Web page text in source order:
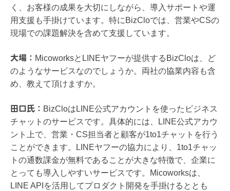
く、お客様の成果を大切にしながら、導入サポートや運
用支援も手掛けています。特にBizCloでは、営業やCSの
現場での課題解決を含めて支援しています。
​大場： MicoworksとLINEヤフーが提供するBizCloは、ど
のようなサービスなのでしょうか。両社の協業内容も含
め、教えて頂けますか。
​田口氏： BizCloはLINE公式アカウントを使ったビジネス
チャットのサービスです。具体的には、LINE公式アカウ
ント上で、営業・CS担当者と顧客が1to1チャットを行う
ことができます。LINEヤフーの協力により、1to1チャッ
トの通数課金が無料であることが大きな特徴で、企業に
とっても導入しやすいサービスです。Micoworksは、
LINE APIを活用してプロダクト開発を手掛けるととも